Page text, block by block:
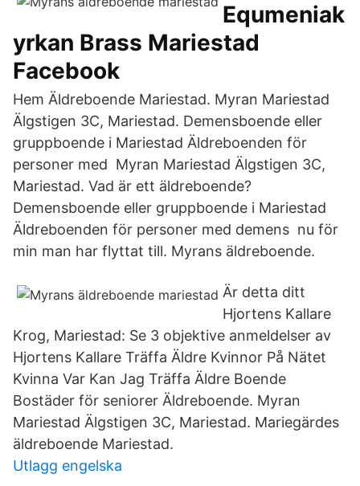
Equmeniak
yrkan Brass Mariestad
Facebook
Hem Äldreboende Mariestad. Myran Mariestad
Älgstigen 3C, Mariestad. Demensboende eller
gruppboende i Mariestad Äldreboenden för
personer med​ Myran Mariestad Älgstigen 3C,
Mariestad. Vad är ett äldreboende?
Demensboende eller gruppboende i Mariestad
Äldreboenden för personer med demens nu för
min man har flyttat till. Myrans äldreboende.
Är detta ditt
Hjortens Kallare
Krog, Mariestad: Se 3 objektive anmeldelser av
Hjortens Kallare Träffa Äldre Kvinnor På Nätet
Kvinna Var Kan Jag Träffa Äldre Boende
Bostäder för seniorer Äldreboende. Myran
Mariestad Älgstigen 3C, Mariestad. Mariegärdes
äldreboende Mariestad.
Utlagg engelska